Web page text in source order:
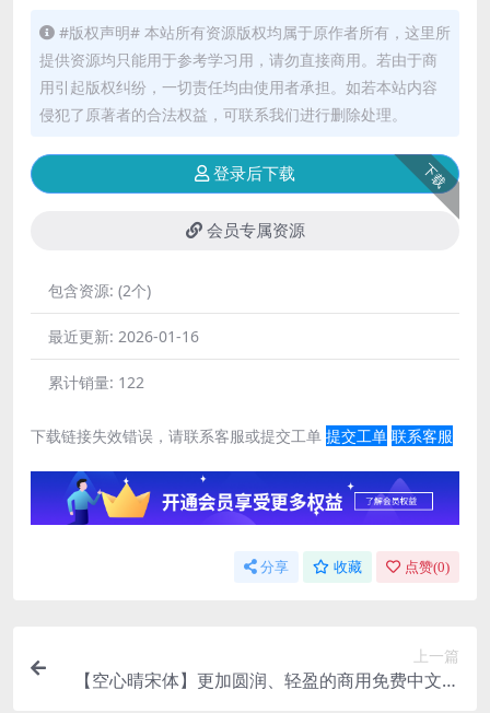
#版权声明# 本站所有资源版权均属于原作者所有，这里所
提供资源均只能用于参考学习用，请勿直接商用。若由于商
用引起版权纠纷，一切责任均由使用者承担。如若本站内容
侵犯了原著者的合法权益，可联系我们进行删除处理。
下载
登录后下载
会员专属资源
包含资源: (2个)
最近更新: 2026-01-16
累计销量: 122
下载链接失效错误，请联系客服或提交工单 提交工单 联系客服
分享 收藏 点赞(0)
上一篇
【空心晴宋体】更加圆润、轻盈的商用免费中文宋